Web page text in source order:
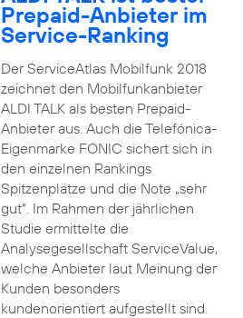
Prepaid-Anbieter im
Service-Ranking
Der ServiceAtlas Mobilfunk 2018
zeichnet den Mobilfunkanbieter
ALDI TALK als besten Prepaid-
Anbieter aus. Auch die Telefónica-
Eigenmarke FONIC sichert sich in
den einzelnen Rankings
Spitzenplätze und die Note „sehr
gut“. Im Rahmen der jährlichen
Studie ermittelte die
Analysegesellschaft ServiceValue,
welche Anbieter laut Meinung der
Kunden besonders
kundenorientiert aufgestellt sind.